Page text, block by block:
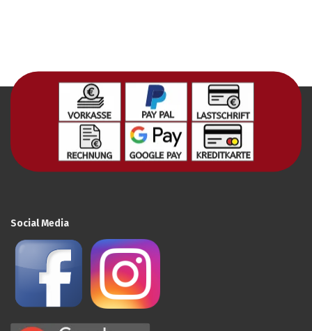
Social Media